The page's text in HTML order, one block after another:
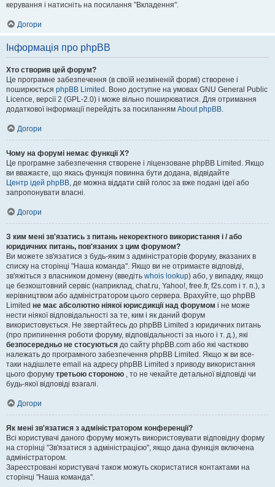
керування і натисніть на посилання "Вкладення".
Догори
Інформація про phpBB
Хто створив цей форум?
Це програмне забезпечення (в своїй незміненій формі) створене і
поширюється phpBB Limited . Воно доступне на умовах GNU General Public
Licence, версії 2 (GPL-2.0) і може вільно поширюватися. Для отримання
додаткової інформації перейдіть за посиланням About phpBB.
Догори
Чому на форумі немає функції X?
Це програмне забезпечення створене і ліцензоване phpBB Limited. Якщо
ви вважаєте, що якась функція повинна бути додана, відвідайте
Центр ідей phpBB, де можна віддати свій голос за вже подані ідеї або
запропонувати власні.
Догори
З ким мені зв'язатись з питань некоректного використання і / або
юридичних питань, пов'язаних з цим форумом?
Ви можете зв'язатися з будь-яким з адміністраторів форуму, вказаних в
списку на сторінці "Наша команда". Якщо ви не отримаєте відповіді,
зв'яжіться з власником домену (введіть whois lookup) або, у випадку, якщо
це безкоштовний сервіс (наприклад, chat.ru, Yahoo!, free.fr, f2s.com і т. п.), з
керівництвом або адміністратором цього сервера. Врахуйте, що phpBB
Limited не має абсолютно ніякої юрисдикції над форумом і не може
нести ніякої відповідальності за те, ким і як даний форум
використовується. Не звертайтесь до phpBB Limited з юридичних питань
(про припинення роботи форуму, відповідальності за нього і т. д.), які
безпосередньо не стосуються до сайту phpBB.com або які частково
належать до програмного забезпечення phpBB Limited. Якщо ж ви все-
таки надішлете email на адресу phpBB Limited з приводу використання
цього форуму третьою стороною , то не чекайте детальної відповіді чи
будь-якої відповіді взагалі.
Догори
Як мені зв'язатися з адміністратором конференції?
Всі користувачі даного форуму можуть використовувати відповідну форму
на сторінці "Зв'язатися з адміністрацією", якщо дана функція включена
адміністратором.
Зареєстровані користувачі також можуть скористатися контактами на
сторінці "Наша команда".